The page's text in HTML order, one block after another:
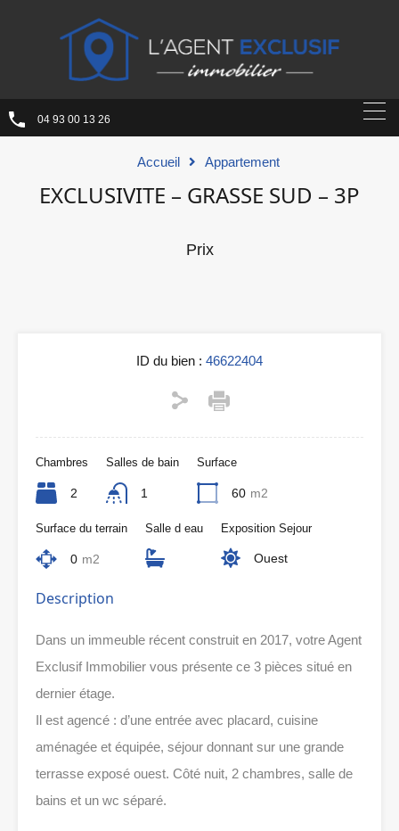
04 93 00 13 26
Accueil Appartement
EXCLUSIVITE – GRASSE SUD – 3P
Prix
ID du bien : 46622404
Chambres
2
Salles de bain
1
Surface
60 m2
Surface du terrain
0 m2
Salle d eau Exposition Sejour
Ouest
Description
Dans un immeuble récent construit en 2017, votre Agent
Exclusif Immobilier vous présente ce 3 pièces situé en
dernier étage.
Il est agencé : d’une entrée avec placard, cuisine
aménagée et équipée, séjour donnant sur une grande
terrasse exposé ouest. Côté nuit, 2 chambres, salle de
bains et un wc séparé.